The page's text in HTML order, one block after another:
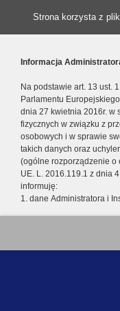
Strona korzysta z
Informacja
Na podstawie art. 13 ust.
Parlamentu
dnia 27 kwietnia 2016r. w
fizycznych w związku z
osobowych i w sprawie
takich danych oraz
(ogólne rozporządzenie o
UE. L. 2016.119.1 z dnia
informuję:
1. dane Administratora i